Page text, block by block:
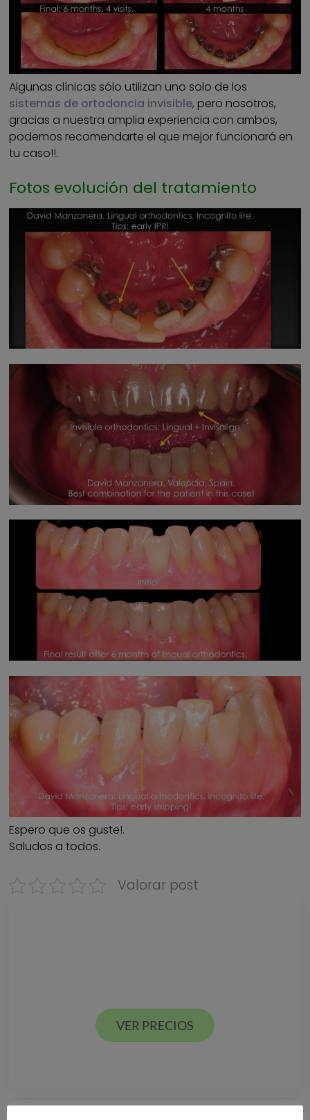
Algunas clínicas sólo utilizan uno solo de los
sistemas de ortodoncia invisible, pero nosotros,
gracias a nuestra amplia experiencia con ambos,
podemos recomendarte el que mejor funcionará en
tu caso!!.
Fotos evolución del tratamiento
Espero que os guste!.
Saludos a todos.
Valorar post
VER PRECIOS